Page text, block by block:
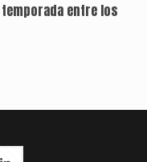
entre los